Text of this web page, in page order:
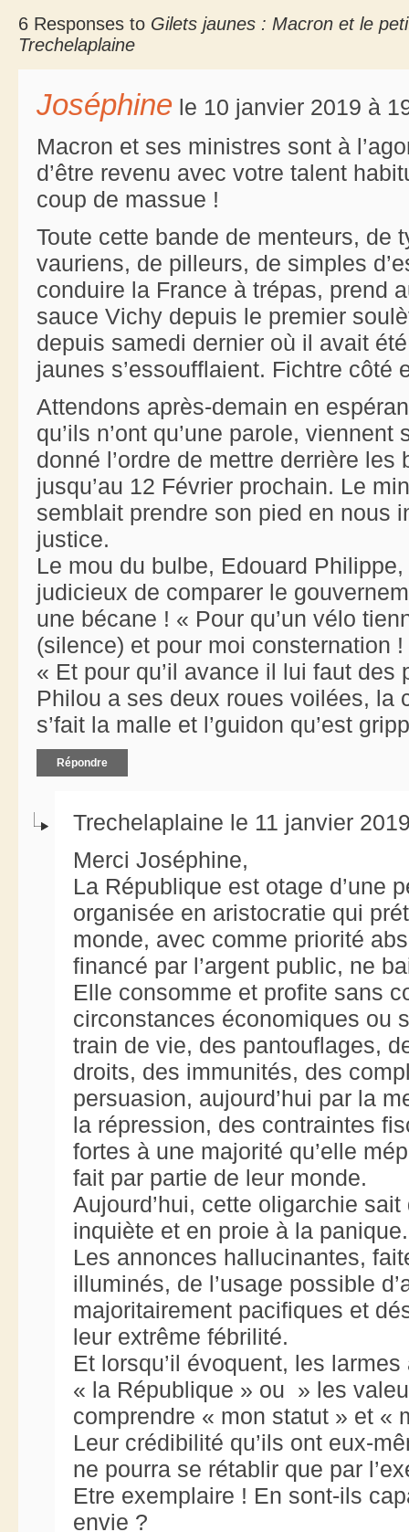
6 Responses to Gilets jaunes : Macron et le
Trechelaplaine
Joséphine le 10 janvier 2019 à
Macron et ses ministres sont à
d’être revenu avec votre talent
coup de massue !
Toute cette bande de menteurs, de
vauriens, de pilleurs, de simples
conduire la France à trépas, prend
sauce Vichy depuis le premier
depuis samedi dernier où il avait
jaunes s’essoufflaient. Fichtre
Attendons après-demain en
qu’ils n’ont qu’une parole,
donné l’ordre de mettre derrière
jusqu’au 12 Février prochain. Le
semblait prendre son pied en nous
justice.
Le mou du bulbe, Edouard
judicieux de comparer le
une bécane ! « Pour qu’un vélo
(silence) et pour moi consternation !
« Et pour qu’il avance il lui faut
Philou a ses deux roues voilées, la
s’fait la malle et l’guidon qu’est
Répondre
Trechelaplaine le 11 janvier
Merci Joséphine,
La République est otage d’une
organisée en aristocratie qui
monde, avec comme priorité
financé par l’argent public, ne
Elle consomme et profite sans
circonstances économiques ou
train de vie, des pantouflages,
droits, des immunités, des
persuasion, aujourd’hui par la
la répression, des contraintes
fortes à une majorité qu’elle
fait par partie de leur monde.
Aujourd’hui, cette oligarchie
inquiète et en proie à la panique.
Les annonces hallucinantes,
illuminés, de l’usage possible
majoritairement pacifiques et
leur extrême fébrilité.
Et lorsqu’il évoquent, les
« la République » ou » les
comprendre « mon statut » et «
Leur crédibilité qu’ils ont eux-
ne pourra se rétablir que par
Etre exemplaire ! En sont-ils
envie ?